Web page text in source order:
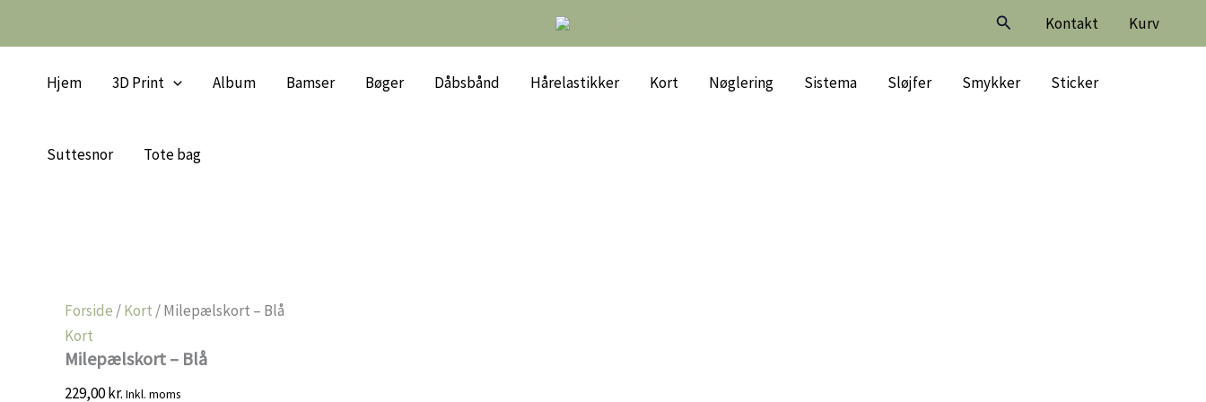
Søg Kontakt Kurv
Hjem 3D Print Album Bamser Bøger Dåbsbånd Hårelastikker Kort Nøglering Sistema Sløjfer Smykker Sticker
Suttesnor Tote bag
Forside /Kort / Milepælskort – Blå
Kort
Milepælskort – Blå
229,00kr. Inkl. moms